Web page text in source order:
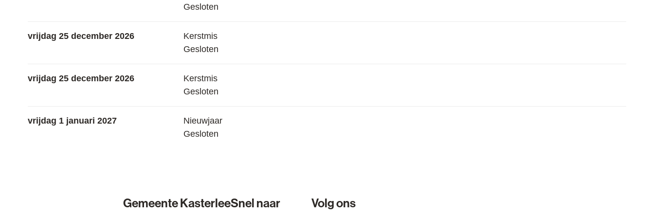
Gesloten
vrijdag 25 december 2026
Kerstmis
Gesloten
vrijdag 25 december 2026
Kerstmis
Gesloten
vrijdag 1 januari 2027
Nieuwjaar
Gesloten
Gemeente KasterleeSnel naar Volg ons